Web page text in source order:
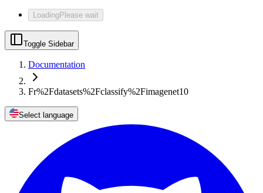
LoadingPlease wait
Toggle Sidebar
Documentation
Fr%2Fdatasets%2Fclassify%2Fimagenet10
Select language